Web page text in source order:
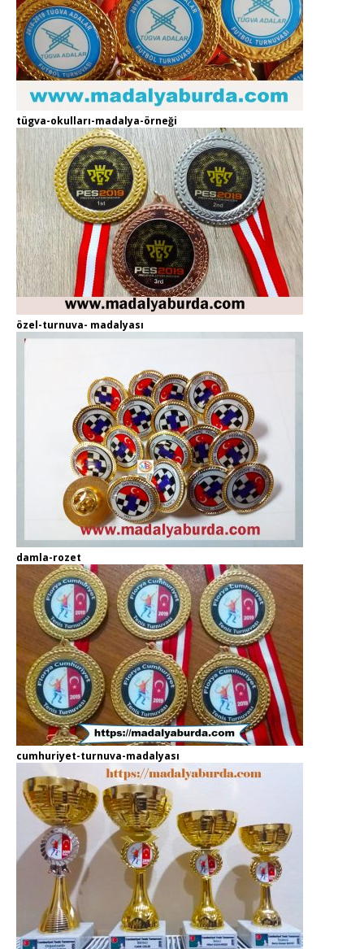
tügva-okulları-madalya-örneği
özel-turnuva- madalyası
damla-rozet
cumhuriyet-turnuva-madalyası